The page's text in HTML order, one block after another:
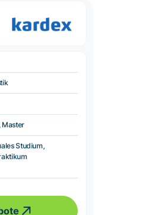
Master
Studium,